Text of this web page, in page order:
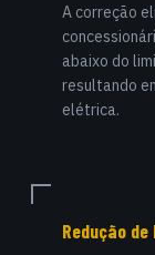
A correção
abaixo do
resultando
elétrica.
Redução